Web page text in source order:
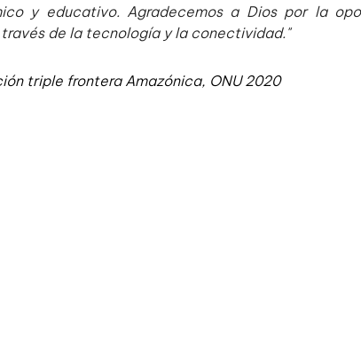
y educativo. Agradecemos a Dios por la
de la tecnología y la conectividad."
triple frontera Amazónica, ONU 2020